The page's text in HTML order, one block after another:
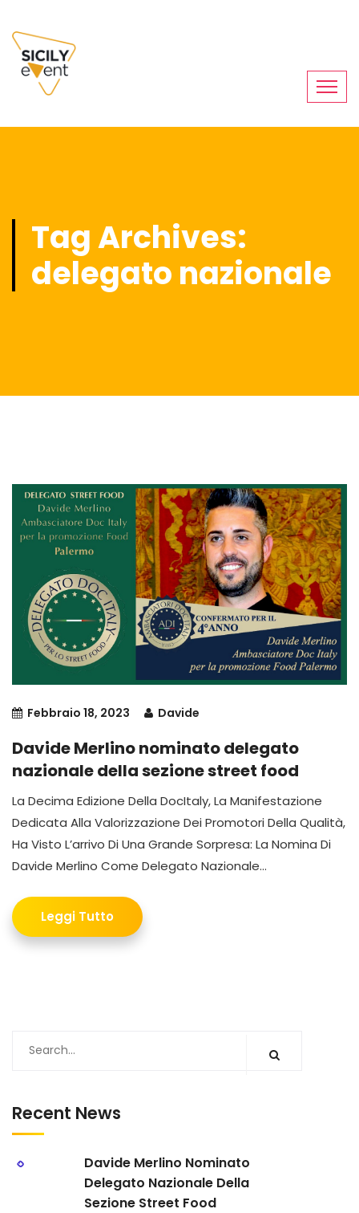
Tag Archives:
delegato nazionale
Febbraio 18, 2023 Davide
Davide Merlino nominato delegato
nazionale della sezione street food
La Decima Edizione Della DocItaly, La Manifestazione
Dedicata Alla Valorizzazione Dei Promotori Della Qualità,
Ha Visto L’arrivo Di Una Grande Sorpresa: La Nomina Di
Davide Merlino Come Delegato Nazionale...
Leggi Tutto
Recent News
Davide Merlino Nominato
Delegato Nazionale Della
Sezione Street Food